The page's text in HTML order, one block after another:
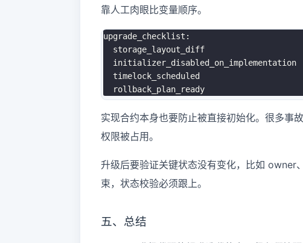
靠人工肉眼比变量顺序。
upgrade_checklist:
  storage_layout_diff
  initializer_disabled_on_implementation
  timelock_scheduled
实现合约本身也要防止被直接初始化。很多
权限被占用。
升级后要验证关键状态没有变化，比如 owner
束，状态校验必须跟上。
五、总结